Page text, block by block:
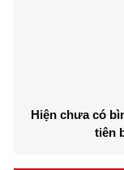
Hiện chưa có
tiên